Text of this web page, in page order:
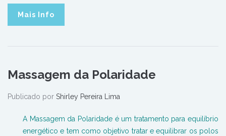
Mais Info
Massagem da Polaridade
Publicado por Shirley Pereira Lima
A Massagem da Polaridade é um tratamento para equilíbrio
energético e tem como objetivo tratar e equilibrar os polos